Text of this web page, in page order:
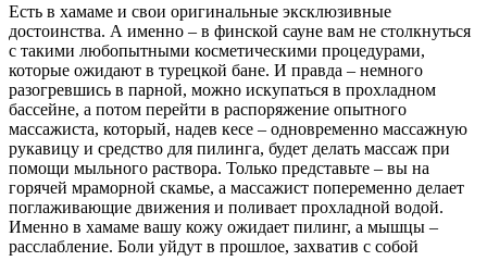
Есть в хамаме и свои оригинальные эксклюзивные
достоинства. А именно – в финской сауне вам не столкнуться
с такими любопытными косметическими процедурами,
которые ожидают в турецкой бане. И правда – немного
разогревшись в парной, можно искупаться в прохладном
бассейне, а потом перейти в распоряжение опытного
массажиста, который, надев кесе – одновременно массажную
рукавицу и средство для пилинга, будет делать массаж при
помощи мыльного раствора. Только представьте – вы на
горячей мраморной скамье, а массажист попеременно делает
поглаживающие движения и поливает прохладной водой.
Именно в хамаме вашу кожу ожидает пилинг, а мышцы –
расслабление. Боли уйдут в прошлое, захватив с собой